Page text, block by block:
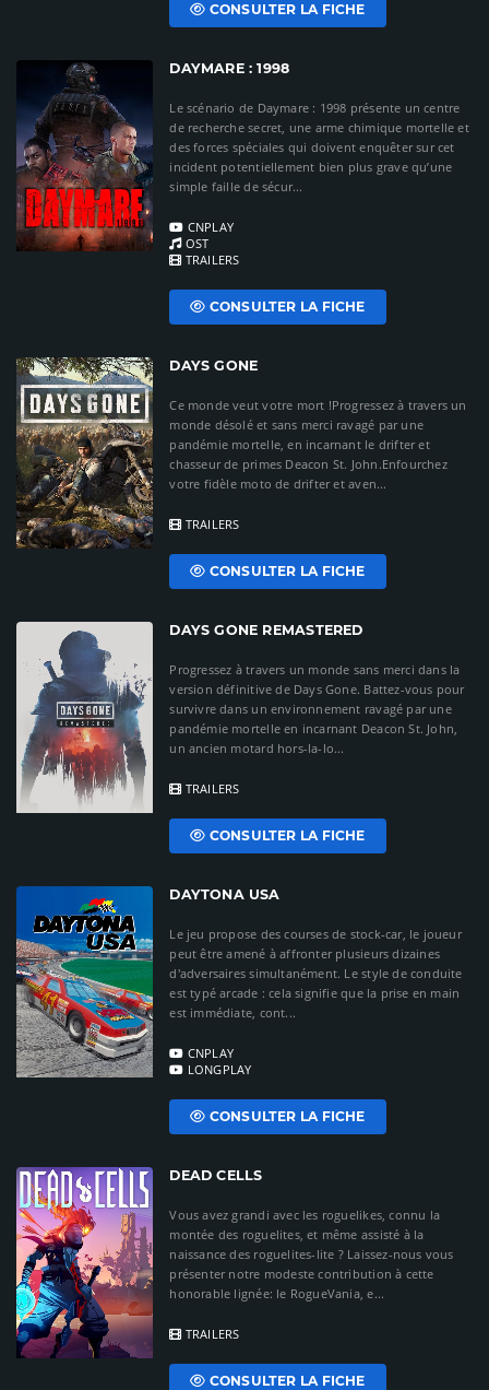
CONSULTER LA FICHE
DAYMARE : 1998
Le scénario de Daymare : 1998 présente un centre
de recherche secret, une arme chimique mortelle et
des forces spéciales qui doivent enquêter sur cet
incident potentiellement bien plus grave qu’une
simple faille de sécur...
CNPLAY
OST
TRAILERS
CONSULTER LA FICHE
DAYS GONE
Ce monde veut votre mort !Progressez à travers un
monde désolé et sans merci ravagé par une
pandémie mortelle, en incarnant le drifter et
chasseur de primes Deacon St. John.Enfourchez
votre fidèle moto de drifter et aven...
TRAILERS
CONSULTER LA FICHE
DAYS GONE REMASTERED
Progressez à travers un monde sans merci dans la
version définitive de Days Gone. Battez-vous pour
survivre dans un environnement ravagé par une
pandémie mortelle en incarnant Deacon St. John,
un ancien motard hors-la-lo...
TRAILERS
CONSULTER LA FICHE
DAYTONA USA
Le jeu propose des courses de stock-car, le joueur
peut être amené à affronter plusieurs dizaines
d'adversaires simultanément. Le style de conduite
est typé arcade : cela signifie que la prise en main
est immédiate, cont...
CNPLAY
LONGPLAY
CONSULTER LA FICHE
DEAD CELLS
Vous avez grandi avec les roguelikes, connu la
montée des roguelites, et même assisté à la
naissance des roguelites-lite ? Laissez-nous vous
présenter notre modeste contribution à cette
honorable lignée: le RogueVania, e...
TRAILERS
CONSULTER LA FICHE